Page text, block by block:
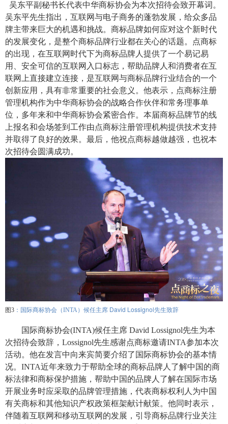
吴东平副秘书长代表中华商标协会为本次招待会致开幕词。
吴东平先生指出，互联网与电子商务的蓬勃发展，给众多品
牌主带来巨大的机遇和挑战。商标品牌如何应对这个新时代
的发展变化，是整个商标品牌行业都在关心的话题。点商标
的出现，在互联网时代下为商标品牌人提供了一个易记易
用、安全可信的互联网入口标志，帮助品牌人和消费者在互
联网上直接建立连接，是互联网与商标品牌行业结合的一个
创新应用，具有非常重要的社会意义。他表示，点商标注册
管理机构作为中华商标协会的战略合作伙伴和常务理事单
位，多年来和中华商标协会紧密合作。本届商标品牌节的线
上报名和会场签到工作由点商标注册管理机构提供技术支持
并取得了良好的效果。最后，他祝点商标越做越强，也祝本
次招待会圆满成功。
图3 ：国际商标协会（INTA）候任主席 David Lossignol先生致辞
国际商标协会(INTA)候任主席 David Lossignol先生为本
次招待会致辞， Lossignol先生感谢点商标邀请INTA参加本次
活动。他在发言中向来宾简要介绍了国际商标协会的基本情
况。 INTA近年来致力于帮助全球的商标品牌人了解中国的商
标法律和商标保护措施，帮助中国的品牌人了解在国际市场
开展业务时应采取的品牌管理措施，代表商标权利人为中国
有关商标和其他知识产权政策框架献计献策。他同时表示，
伴随着互联网和移动互联网的发展，引导商标品牌行业关注